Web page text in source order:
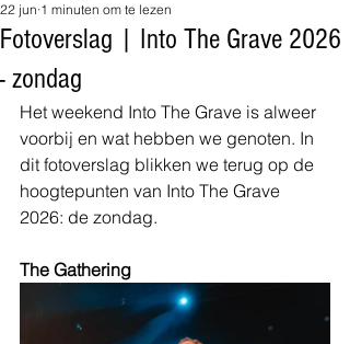
Fotoverslag | Into The Grave 2026
- zondag
22 jun 1 minuten om te lezen
Het weekend Into The Grave is alweer
voorbij en wat hebben we genoten. In
dit fotoverslag blikken we terug op de
hoogtepunten van Into The Grave
2026: de zondag.
The Gathering